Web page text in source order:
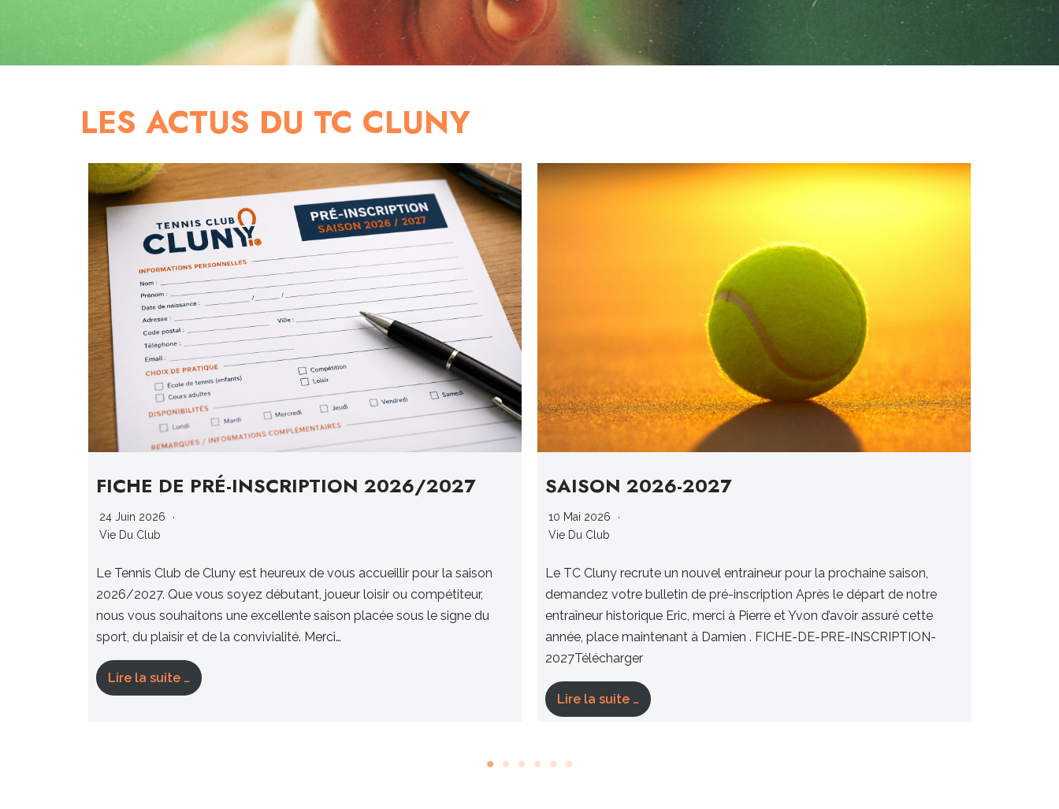
LES ACTUS DU TC CLUNY
FICHE DE PRÉ-INSCRIPTION 2026/2027
24 Juin 2026
Vie Du Club
Le Tennis Club de Cluny est heureux de vous accueillir pour la saison
2026/2027. Que vous soyez débutant, joueur loisir ou compétiteur,
nous vous souhaitons une excellente saison placée sous le signe du
sport, du plaisir et de la convivialité. Merci…
Lire la suite …
SAISON 2026-2027
10 Mai 2026
Vie Du Club
Le TC Cluny recrute un nouvel entraineur pour la prochaine saison,
demandez votre bulletin de pré-inscription Après le départ de notre
entraîneur historique Eric, merci à Pierre et Yvon d’avoir assuré cette
année, place maintenant à Damien . FICHE-DE-PRE-INSCRIPTION-
2027Télécharger
Lire la suite …